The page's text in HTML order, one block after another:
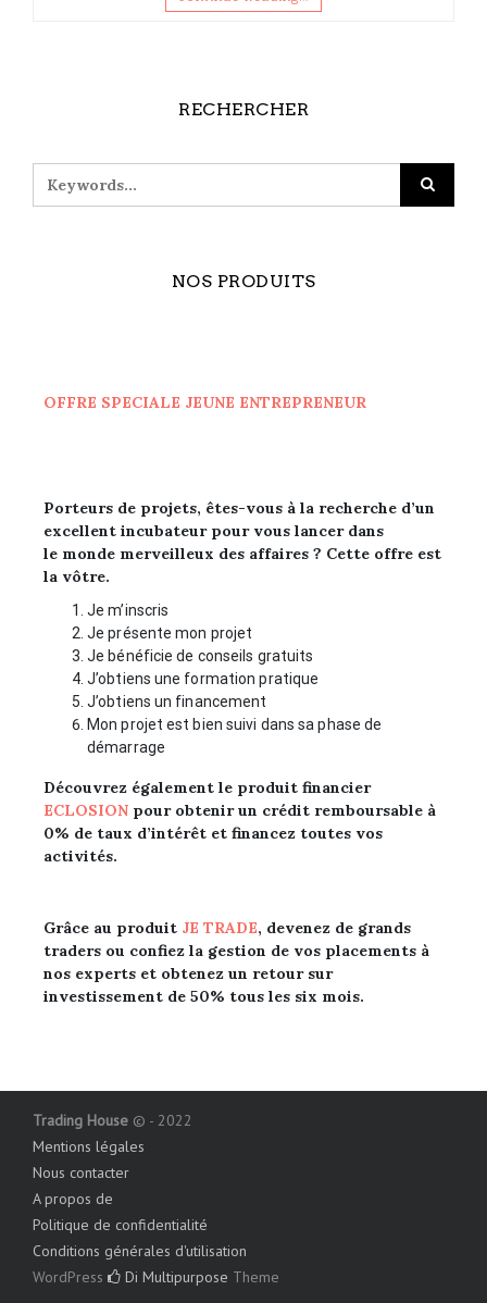
RECHERCHER
NOS PRODUITS
OFFRE SPECIALE JEUNE ENTREPRENEUR
Porteurs de projets, êtes-vous à la recherche d’un
excellent incubateur pour vous lancer dans
le monde merveilleux des affaires ? Cette offre est
la vôtre.
Je m’inscris
Je présente mon projet
Je bénéficie de conseils gratuits
J’obtiens une formation pratique
J’obtiens un financement
Mon projet est bien suivi dans sa phase de
démarrage
Découvrez également le produit financier
ECLOSION pour obtenir un crédit remboursable à
0% de taux d’intérêt et financez toutes vos
activités.
Grâce au produit JE TRADE, devenez de grands
traders ou confiez la gestion de vos placements à
nos experts et obtenez un retour sur
investissement de 50% tous les six mois.
Trading House © - 2022
Mentions légales
Nous contacter
A propos de
Politique de confidentialité
Conditions générales d'utilisation
WordPress
Di Multipurpose Theme